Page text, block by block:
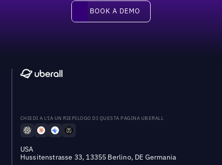
Book a demo
BOOK A DEMO
CHIEDI A L'IA UN RIEPILOGO DI QUESTA PAGINA UBERALL
USA
Hussitenstrasse 33, 13355 Berlino, DE Germania